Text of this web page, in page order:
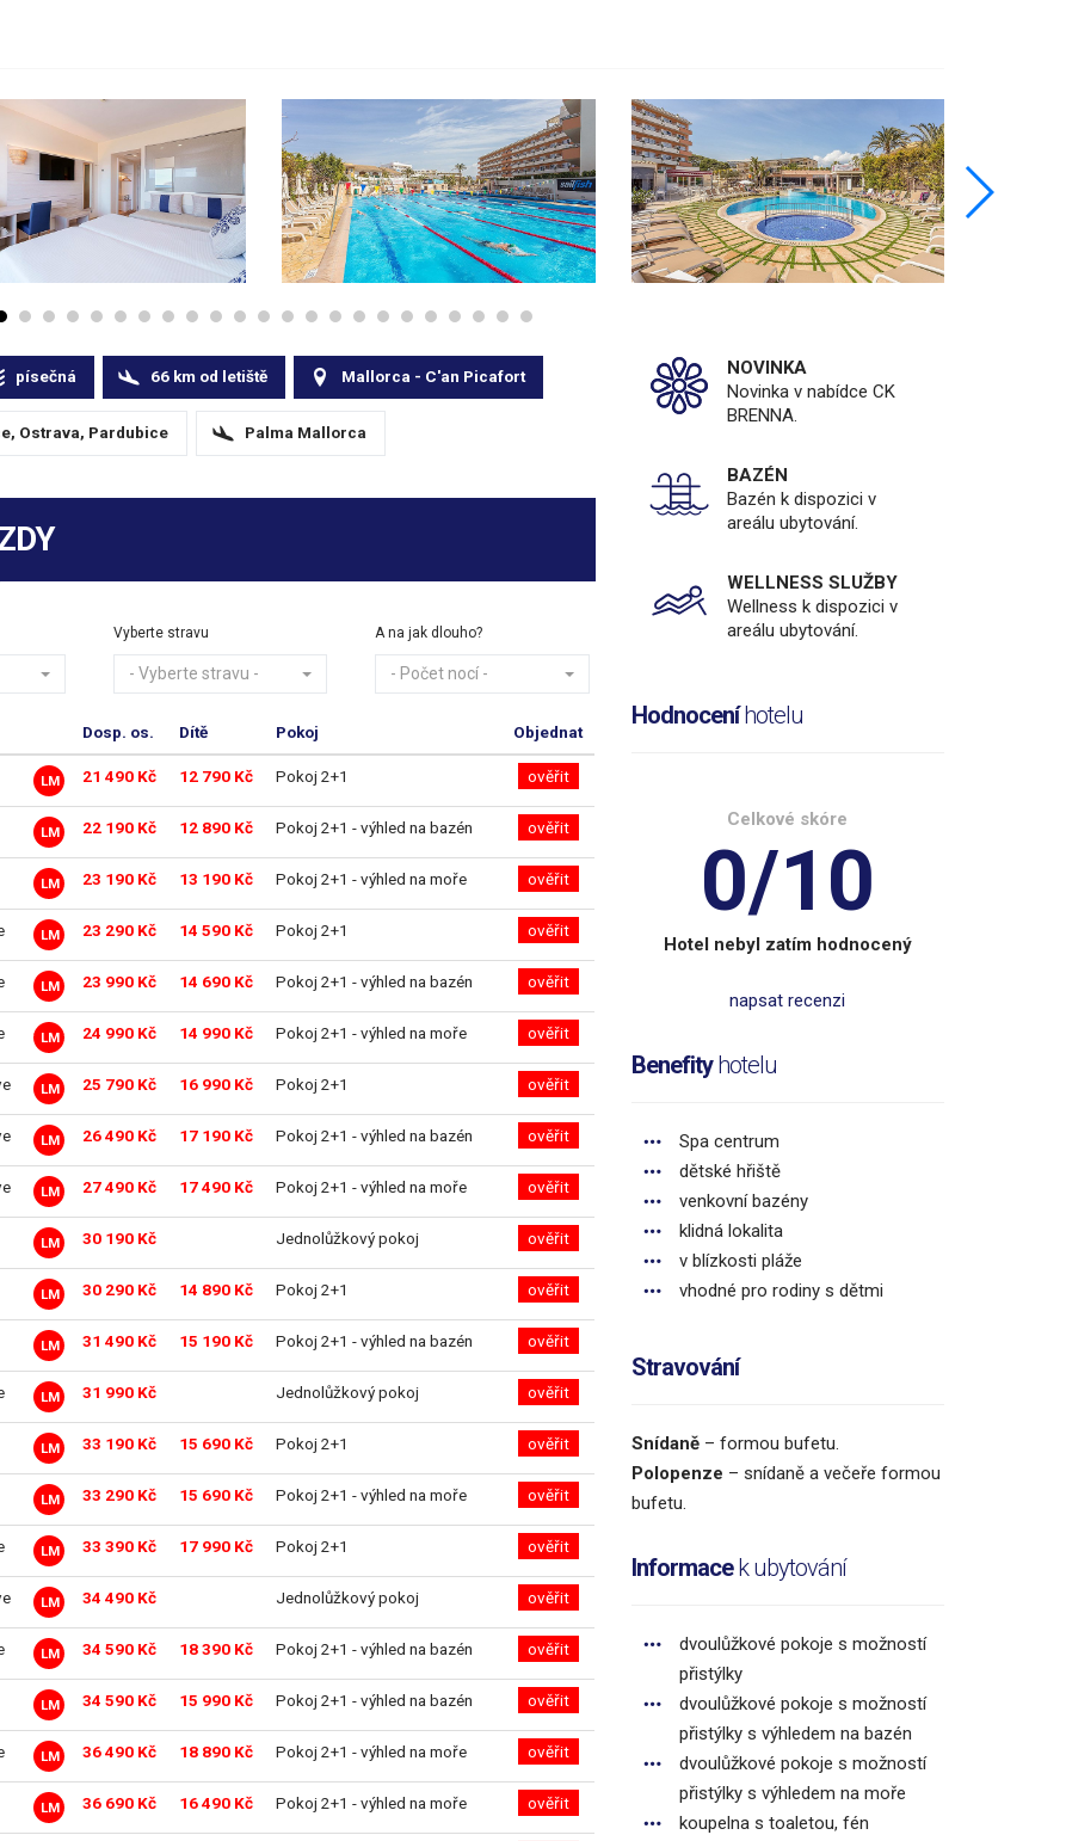
písečná 66 km od letiště Mallorca - C'an Picafort
Ostrava, Pardubice Palma Mallorca
Vyberte stravu
- Vyberte stravu -
A na jak dlouho?
- Počet nocí -
Dosp. os. Dítě Pokoj Objednat
LM 21 490 Kč 12 790 Kč Pokoj 2+1 ověřit
LM 22 190 Kč 12 890 Kč Pokoj 2+1 - výhled na bazén ověřit
LM 23 190 Kč 13 190 Kč Pokoj 2+1 - výhled na moře ověřit
LM 23 290 Kč 14 590 Kč Pokoj 2+1 ověřit
LM 23 990 Kč 14 690 Kč Pokoj 2+1 - výhled na bazén ověřit
LM 24 990 Kč 14 990 Kč Pokoj 2+1 - výhled na moře ověřit
LM 25 790 Kč 16 990 Kč Pokoj 2+1 ověřit
LM 26 490 Kč 17 190 Kč Pokoj 2+1 - výhled na bazén ověřit
LM 27 490 Kč 17 490 Kč Pokoj 2+1 - výhled na moře ověřit
LM 30 190 Kč Jednolůžkový pokoj ověřit
LM 30 290 Kč 14 890 Kč Pokoj 2+1 ověřit
LM 31 490 Kč 15 190 Kč Pokoj 2+1 - výhled na bazén ověřit
LM 31 990 Kč Jednolůžkový pokoj ověřit
LM 33 190 Kč 15 690 Kč Pokoj 2+1 ověřit
LM 33 290 Kč 15 690 Kč Pokoj 2+1 - výhled na moře ověřit
LM 33 390 Kč 17 990 Kč Pokoj 2+1 ověřit
LM 34 490 Kč Jednolůžkový pokoj ověřit
LM 34 590 Kč 18 390 Kč Pokoj 2+1 - výhled na bazén ověřit
LM 34 590 Kč 15 990 Kč Pokoj 2+1 - výhled na bazén ověřit
LM 36 490 Kč 18 890 Kč Pokoj 2+1 - výhled na moře ověřit
LM 36 690 Kč 16 490 Kč Pokoj 2+1 - výhled na moře ověřit
NOVINKA
Novinka v nabídce CK
BRENNA.
BAZÉN
Bazén k dispozici v
areálu ubytování.
WELLNESS SLUŽBY
Wellness k dispozici v
areálu ubytování.
Hodnoceníhotelu
Celkové skóre
0/10
Hotel nebyl zatím hodnocený
napsat recenzi
Benefityhotelu
Spa centrum
dětské hřiště
venkovní bazény
klidná lokalita
v blízkosti pláže
vhodné pro rodiny s dětmi
Stravování
Snídaně – formou bufetu.
Polopenze – snídaně a večeře formou
bufetu.
Informacek ubytování
dvoulůžkové pokoje s možností
přistýlky
dvoulůžkové pokoje s možností
přistýlky s výhledem na bazén
dvoulůžkové pokoje s možností
přistýlky s výhledem na moře
koupelna s toaletou, fén